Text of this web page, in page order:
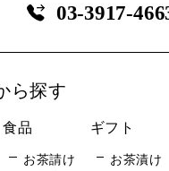
03-3917-
ら探す
食品
お茶請け
ギフト
お茶漬け